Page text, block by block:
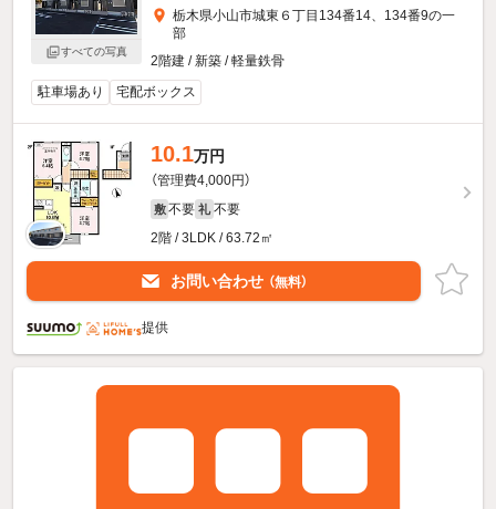
すべての写真
栃木県小山市城東６丁目134番14、134番9の一
部
2階建 / 新築 / 軽量鉄骨
駐車場あり
宅配ボックス
10.1万円
（管理費4,000円）
敷 不要 礼 不要
2階 / 3LDK / 63.72㎡
お問い合わせ （無料）
提供